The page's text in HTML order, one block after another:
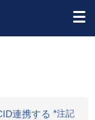
連携する *注記